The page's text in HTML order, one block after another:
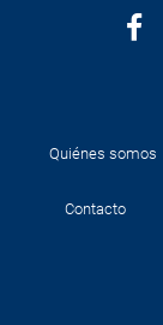
Quiénes somos
Contacto